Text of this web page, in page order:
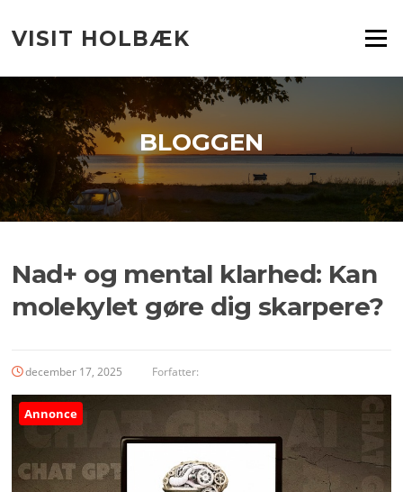
indhold
VISIT HOLBÆK Menu
BLOGGEN
Nad+ og mental klarhed: Kan
molekylet gøre dig skarpere?
december 17, 2025 Forfatter:
Annonce